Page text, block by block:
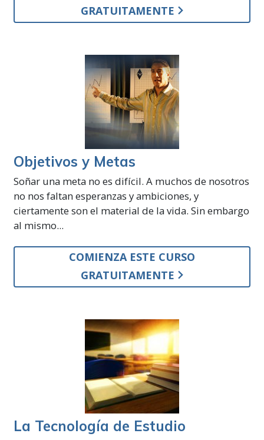
GRATUITAMENTE
Objetivos y Metas
Soñar una meta no es difícil. A muchos de nosotros
no nos faltan esperanzas y ambiciones, y
ciertamente son el material de la vida. Sin embargo
al mismo...
COMIENZA ESTE CURSO
GRATUITAMENTE
La Tecnología de Estudio